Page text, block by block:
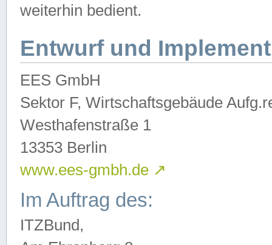
weiterhin bedient.
Entwurf und
EES GmbH
Sektor F, Wirtschaftsgebäude
Westhafenstraße 1
13353 Berlin
www.ees-gmbh.de ↗
Im Auftrag des:
ITZBund,